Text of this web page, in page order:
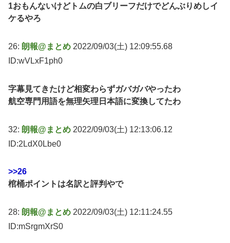
1おもんないけどトムの白ブリーフだけでどんぶりめしイ
ケるやろ
26: 朗報@まとめ 2022/09/03(土) 12:09:55.68
ID:wVLxF1ph0
字幕見てきたけど相変わらずガバガバやったわ
航空専門用語を無理矢理日本語に変換してたわ
32: 朗報@まとめ 2022/09/03(土) 12:13:06.12
ID:2LdX0Lbe0
>>26
棺桶ポイントは名訳と評判やで
28: 朗報@まとめ 2022/09/03(土) 12:11:24.55
ID:mSrgmXrS0